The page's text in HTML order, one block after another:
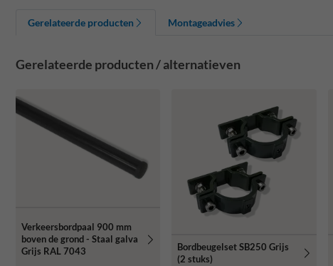
Gerelateerde producten Montageadvies
Gerelateerde producten / alternatieven
Verkeersbordpaal 900 mm
boven de grond - Staal galva
Grijs RAL 7043
Bordbeugelset SB250 Grijs
(2 stuks)